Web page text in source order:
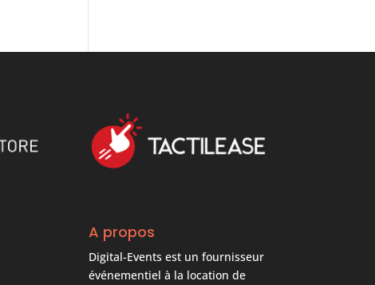
A propos
Digital-Events est un fournisseur
événementiel à la location de